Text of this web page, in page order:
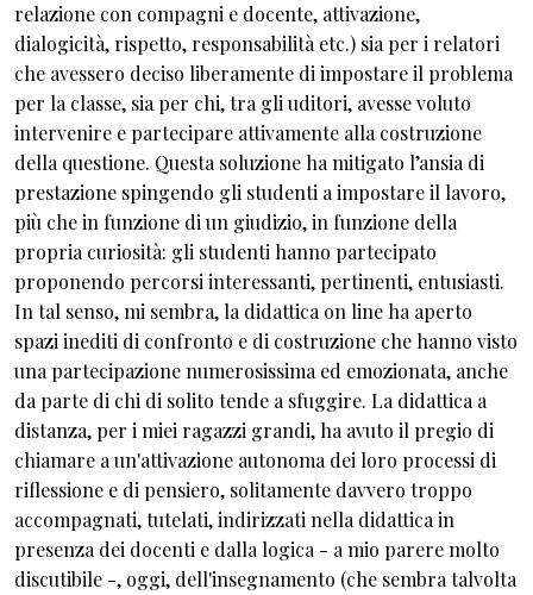
relazione con compagni e docente, attivazione,
dialogicità, rispetto, responsabilità etc.) sia per i relatori
che avessero deciso liberamente di impostare il problema
per la classe, sia per chi, tra gli uditori, avesse voluto
intervenire e partecipare attivamente alla costruzione
della questione. Questa soluzione ha mitigato l’ansia di
prestazione spingendo gli studenti a impostare il lavoro,
più che in funzione di un giudizio, in funzione della
propria curiosità: gli studenti hanno partecipato
proponendo percorsi interessanti, pertinenti, entusiasti.
In tal senso, mi sembra, la didattica on line ha aperto
spazi inediti di confronto e di costruzione che hanno visto
una partecipazione numerosissima ed emozionata, anche
da parte di chi di solito tende a sfuggire. La didattica a
distanza, per i miei ragazzi grandi, ha avuto il pregio di
chiamare a un'attivazione autonoma dei loro processi di
riflessione e di pensiero, solitamente davvero troppo
accompagnati, tutelati, indirizzati nella didattica in
presenza dei docenti e dalla logica - a mio parere molto
discutibile -, oggi, dell'insegnamento (che sembra talvolta